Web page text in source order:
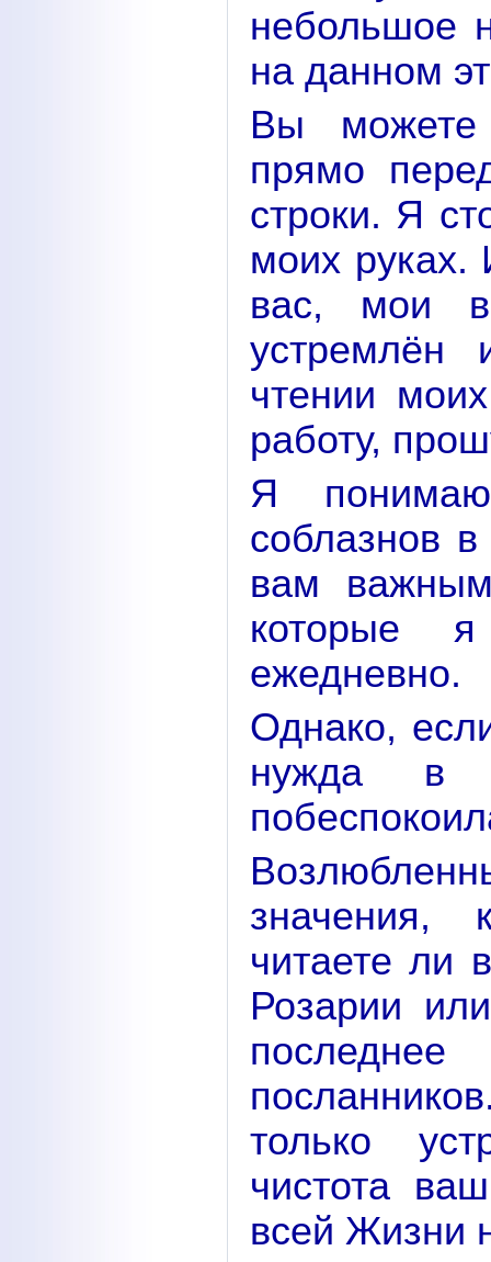
небольшое
на данном
Вы можете
прямо
строки. Я
моих руках.
вас, мои
устремлён
чтении
работу,
Я
соблазнов
вам
которые
ежедневно.
Однако,
нужда в
значения,
читаете ли
Розарии
только
чистота
всей Жизни